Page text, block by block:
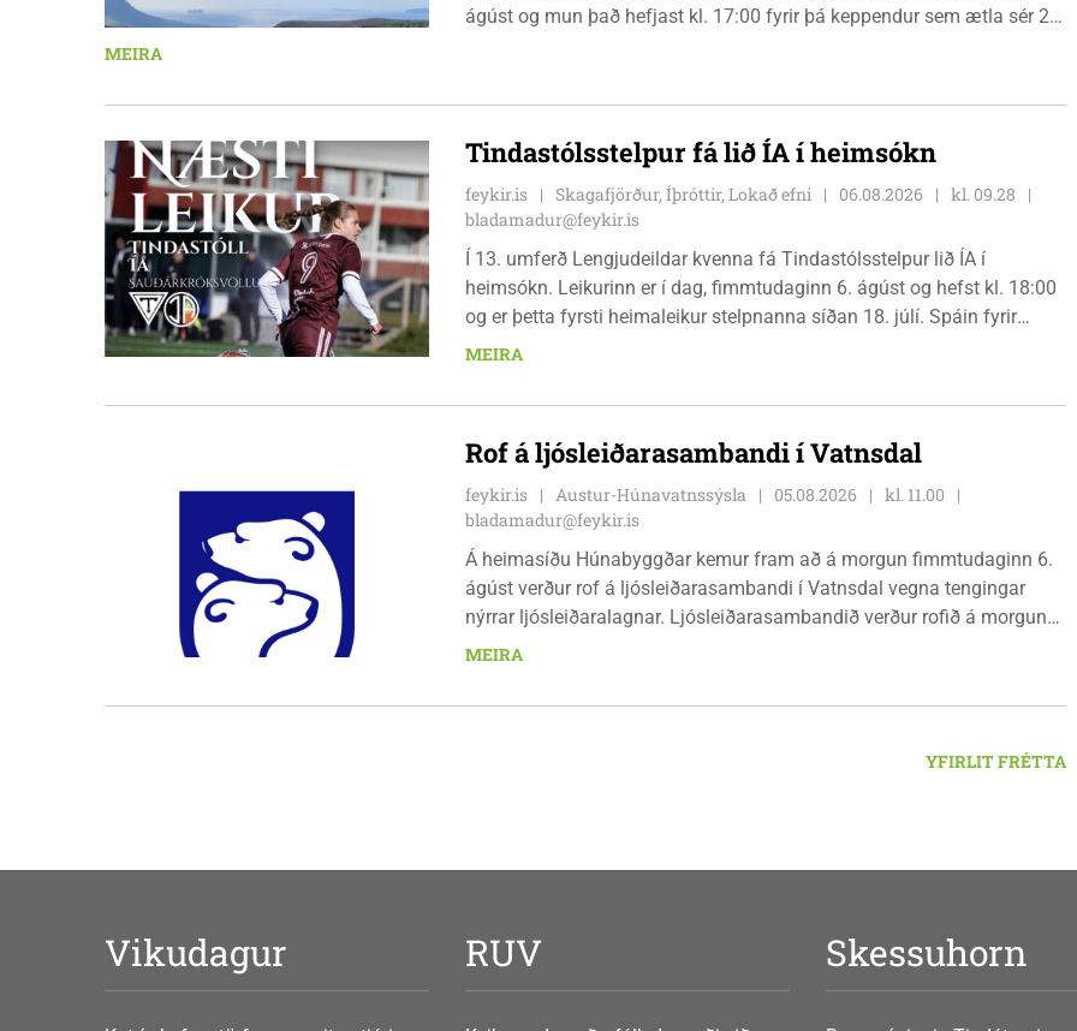
ágúst og mun það hefjast kl. 17:00 fyrir þá keppendur sem ætla sér 20
bæjarbúar og aðrir gestir eru hvött til þess að kíkja við og styðja
MEIRA
Tindastólsstelpur fá lið ÍA í heimsókn
feykir.is Skagafjörður, Íþróttir, Lokað efni 06.08.2026
kl. 09.28
bladamadur@feykir.is
Í 13. umferð Lengjudeildar kvenna fá Tindastólsstelpur lið ÍA í
heimsókn. Leikurinn er í dag, fimmtudaginn 6. ágúst og hefst kl. 18:00
og er þetta fyrsti heimaleikur stelpnanna síðan 18. júlí. Spáin fyrir
leikinn er fín, lítil háttar rigning og tíu gráðu hiti, þannig að það er um
MEIRA
Rof á ljósleiðarasambandi í Vatnsdal
feykir.is Austur-Húnavatnssýsla 05.08.2026
kl. 11.00
bladamadur@feykir.is
Á heimasíðu Húnabyggðar kemur fram að á morgun fimmtudaginn 6.
ágúst verður rof á ljósleiðarasambandi í Vatnsdal vegna tengingar
nýrrar ljósleiðaralagnar. Ljósleiðarasambandið verður rofið á morgun
fimmtudag klukkan 9:00 í vestanverðum Vatnsdal.
MEIRA
YFIRLIT FRÉTTA
Vikudagur RUV Skessuhorn